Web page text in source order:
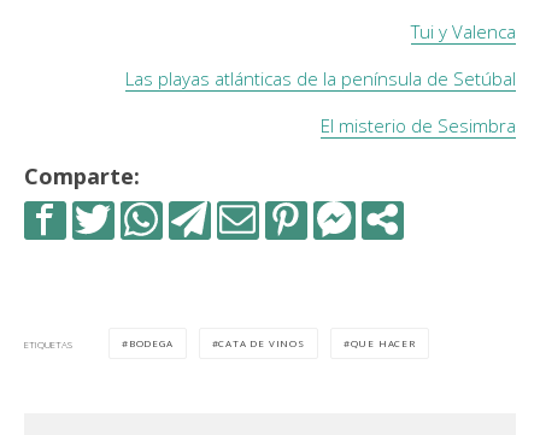
Tui y Valenca
Las playas atlánticas de la península de Setúbal
El misterio de Sesimbra
Comparte:
ETIQUETAS BODEGA CATA DE VINOS QUE HACER